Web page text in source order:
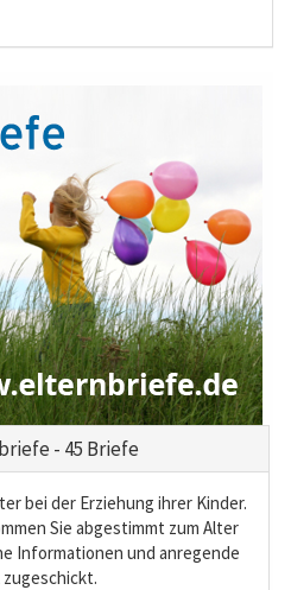
- 45 Briefe
bei der Erziehung ihrer Kinder.
Sie abgestimmt zum Alter
Informationen und anregende